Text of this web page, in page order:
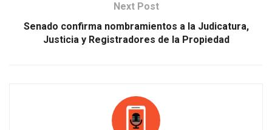
Next Post
Senado confirma nombramientos a la Judicatura,
Justicia y Registradores de la Propiedad